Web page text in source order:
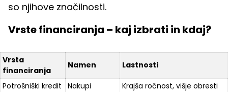
so njihove značilnosti.
Vrste financiranja – kaj izbrati in kdaj?
Vrsta
financiranja
Namen Lastnosti
Potrošniški kredit Nakupi
Krajša ročnost, višje obresti